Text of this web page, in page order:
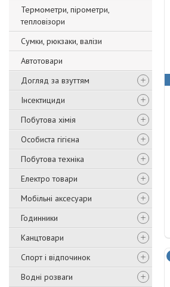
Термометри, пірометри,
тепловізори
Сумки, рюкзаки, валізи
Автотовари
Догляд за взуттям
Інсектициди
Побутова хімія
Особиста гігієна
Побутова техніка
Електро товари
Мобільні аксесуари
Годинники
Канцтовари
Спорт і відпочинок
Водні розваги